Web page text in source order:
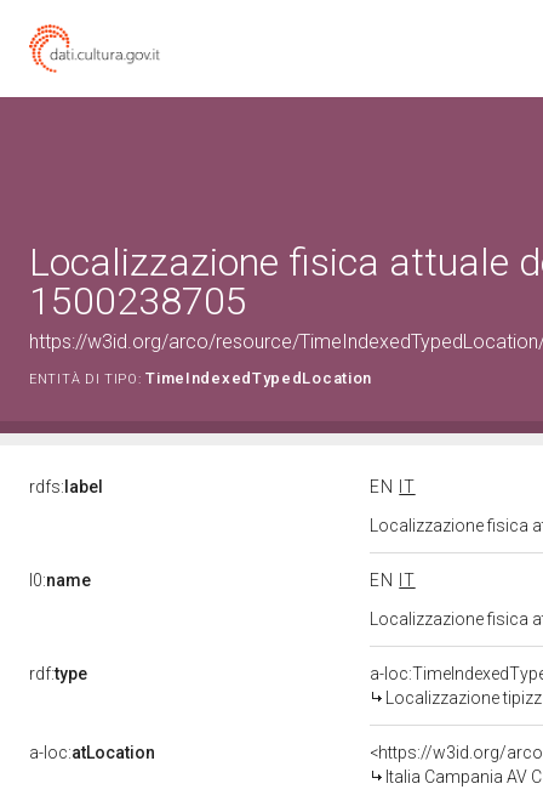
Localizzazione fisica attuale
1500238705
https://w3id.org/arco/resource/
ENTITÀ DI TIPO: TimeIndexedTypedLocation
rdfs: label EN
IT
Localizzazione fisica
l0:name EN
IT
Localizzazione fisica
rdf:type
a-
Localizzazione
a-loc:atLocation
<https://w3id.org/
Italia Campania AV